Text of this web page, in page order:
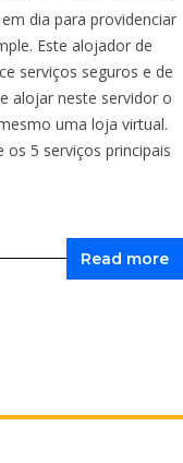
dia para providenciar
Este alojador de
serviços seguros e de
alojar neste servidor o
uma loja virtual.
5 serviços principais
Read more